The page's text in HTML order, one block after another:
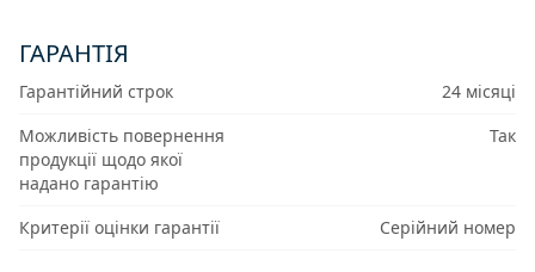
ГАРАНТІЯ
Гарантійний строк
24 місяці
Можливість повернення
продукції щодо якої
надано гарантію
Так
Критерії оцінки гарантії Серійний номер